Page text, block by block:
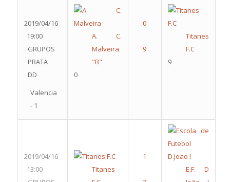
2019/04/16
19:00
GRUPOS
PRATA
DD
Valencia
- 1
A. C.
Malveira
"B"
0
Titanes
F.C
9
2019/04/16
13:00
Titanes
E.F. D